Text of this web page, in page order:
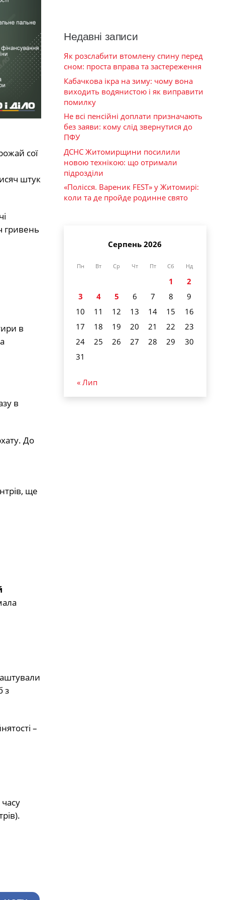
сої
штук
гривень
в
в
До
ще
з
–
Недавні записи
Як розслабити втомлену спину перед
сном: проста вправа та застереження
Кабачкова ікра на зиму: чому вона
виходить водянистою і як виправити
помилку
Не всі пенсійні доплати призначають
без заяви: кому слід звернутися до
ПФУ
ДСНС Житомирщини посилили
новою технікою: що отримали
підрозділи
«Полісся. Вареник FEST» у Житомирі:
коли та де пройде родинне свято
Серпень 2026
Пн Вт Ср Чт Пт Сб Нд
1
2
3
4 5 6 7 8
9
10
11 12 13 14 15
16
17
18 19 20 21 22
23
24
25 26 27 28 29
30
31
« Лип